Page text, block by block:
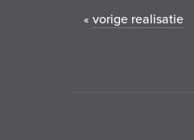
« vorige realisatie